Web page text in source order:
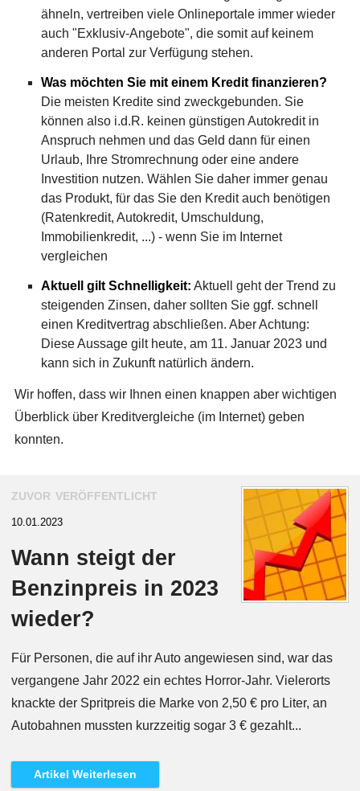
ähneln, vertreiben viele Onlineportale immer wieder
auch "Exklusiv-Angebote", die somit auf keinem
anderen Portal zur Verfügung stehen.
Was möchten Sie mit einem Kredit finanzieren?
Die meisten Kredite sind zweckgebunden. Sie
können also i.d.R. keinen günstigen Autokredit in
Anspruch nehmen und das Geld dann für einen
Urlaub, Ihre Stromrechnung oder eine andere
Investition nutzen. Wählen Sie daher immer genau
das Produkt, für das Sie den Kredit auch benötigen
(Ratenkredit, Autokredit, Umschuldung,
Immobilienkredit, ...) - wenn Sie im Internet
vergleichen
Aktuell gilt Schnelligkeit: Aktuell geht der Trend zu
steigenden Zinsen, daher sollten Sie ggf. schnell
einen Kreditvertrag abschließen. Aber Achtung:
Diese Aussage gilt heute, am 11. Januar 2023 und
kann sich in Zukunft natürlich ändern.
Wir hoffen, dass wir Ihnen einen knappen aber wichtigen
Überblick über Kreditvergleiche (im Internet) geben
konnten.
zuvor veröffentlicht
10.01.2023
Wann steigt der
Benzinpreis in 2023
wieder?
Für Personen, die auf ihr Auto angewiesen sind, war das
vergangene Jahr 2022 ein echtes Horror-Jahr. Vielerorts
knackte der Spritpreis die Marke von 2,50 € pro Liter, an
Autobahnen mussten kurzzeitig sogar 3 € gezahlt...
Artikel Weiterlesen